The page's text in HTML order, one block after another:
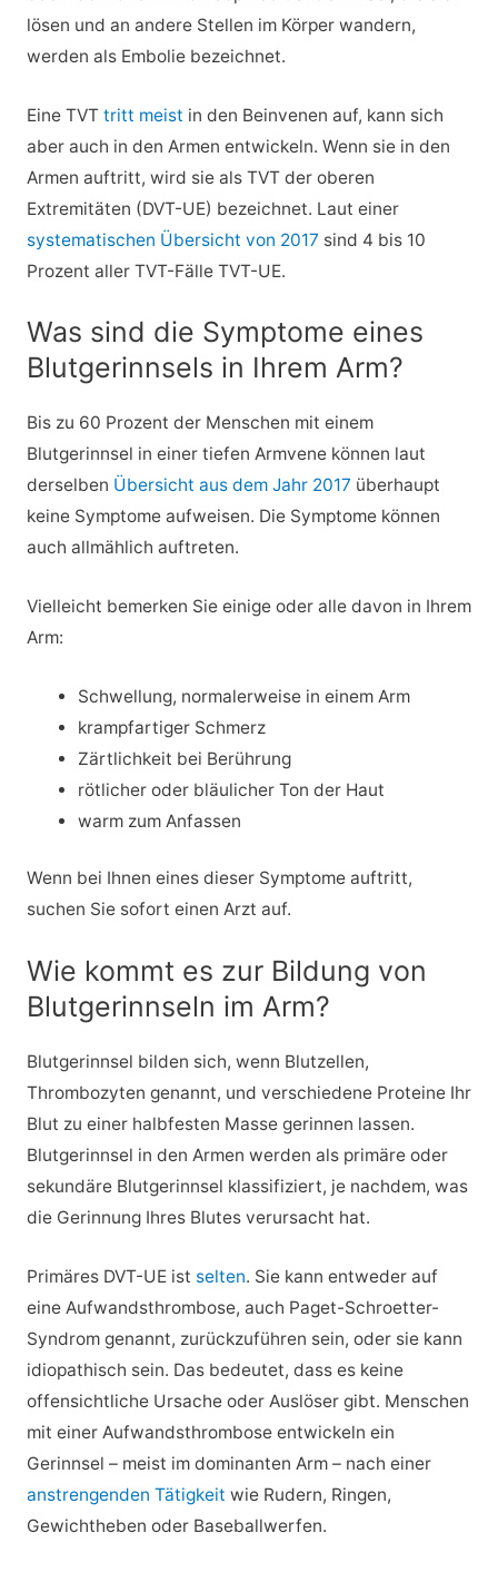
lösen und an andere Stellen im Körper wandern,
werden als Embolie bezeichnet.
Eine TVT tritt meist in den Beinvenen auf, kann sich
aber auch in den Armen entwickeln. Wenn sie in den
Armen auftritt, wird sie als TVT der oberen
Extremitäten (DVT-UE) bezeichnet. Laut einer
systematischen Übersicht von 2017 sind 4 bis 10
Prozent aller TVT-Fälle TVT-UE.
Was sind die Symptome eines
Blutgerinnsels in Ihrem Arm?
Bis zu 60 Prozent der Menschen mit einem
Blutgerinnsel in einer tiefen Armvene können laut
derselben Übersicht aus dem Jahr 2017 überhaupt
keine Symptome aufweisen. Die Symptome können
auch allmählich auftreten.
Vielleicht bemerken Sie einige oder alle davon in Ihrem
Arm:
Schwellung, normalerweise in einem Arm
krampfartiger Schmerz
Zärtlichkeit bei Berührung
rötlicher oder bläulicher Ton der Haut
warm zum Anfassen
Wenn bei Ihnen eines dieser Symptome auftritt,
suchen Sie sofort einen Arzt auf.
Wie kommt es zur Bildung von
Blutgerinnseln im Arm?
Blutgerinnsel bilden sich, wenn Blutzellen,
Thrombozyten genannt, und verschiedene Proteine Ihr
Blut zu einer halbfesten Masse gerinnen lassen.
Blutgerinnsel in den Armen werden als primäre oder
sekundäre Blutgerinnsel klassifiziert, je nachdem, was
die Gerinnung Ihres Blutes verursacht hat.
Primäres DVT-UE ist selten. Sie kann entweder auf
eine Aufwandsthrombose, auch Paget-Schroetter-
Syndrom genannt, zurückzuführen sein, oder sie kann
idiopathisch sein. Das bedeutet, dass es keine
offensichtliche Ursache oder Auslöser gibt. Menschen
mit einer Aufwandsthrombose entwickeln ein
Gerinnsel – meist im dominanten Arm – nach einer
anstrengenden Tätigkeit wie Rudern, Ringen,
Gewichtheben oder Baseballwerfen.